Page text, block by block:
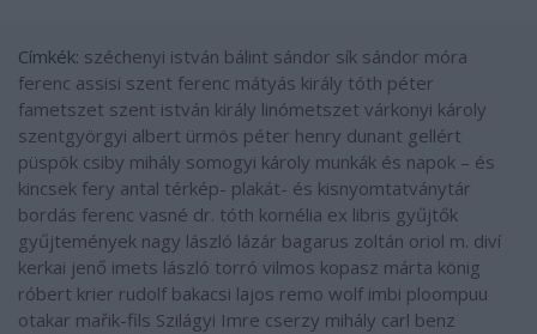
Címkék: széchenyi istván bálint sándor sík sándor móra
ferenc assisi szent ferenc mátyás király tóth péter
fametszet szent istván király linómetszet várkonyi károly
szentgyörgyi albert ürmös péter henry dunant gellért
püspök csiby mihály somogyi károly munkák és napok – és
kincsek fery antal térkép- plakát- és kisnyomtatványtár
bordás ferenc vasné dr. tóth kornélia ex libris gyűjtők
gyűjtemények nagy lászló lázár bagarus zoltán oriol m. diví
kerkai jenő imets lászló torró vilmos kopasz márta könig
róbert krier rudolf bakacsi lajos remo wolf imbi ploompuu
otakar mařik-fils Szilágyi Imre cserzy mihály carl benz